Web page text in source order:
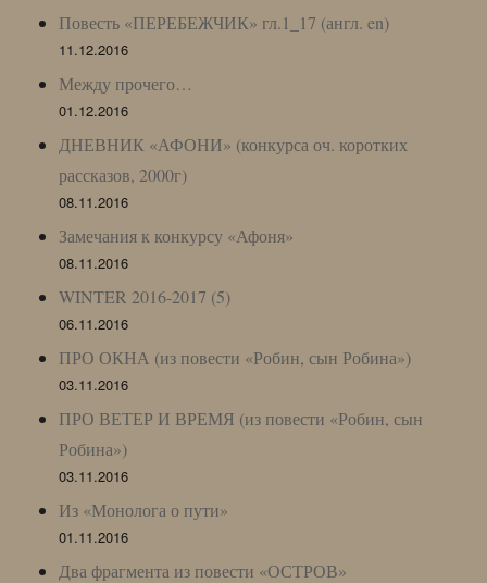
Повесть «ПЕРЕБЕЖЧИК» гл.1_17 (англ. en)
11.12.2016
Между прочего…
01.12.2016
ДНЕВНИК «АФОНИ» (конкурса оч. коротких
рассказов, 2000г)
08.11.2016
Замечания к конкурсу «Афоня»
08.11.2016
WINTER 2016-2017 (5)
06.11.2016
ПРО ОКНА (из повести «Робин, сын Робина»)
03.11.2016
ПРО ВЕТЕР И ВРЕМЯ (из повести «Робин, сын
Робина»)
03.11.2016
Из «Монолога о пути»
01.11.2016
Два фрагмента из повести «ОСТРОВ»